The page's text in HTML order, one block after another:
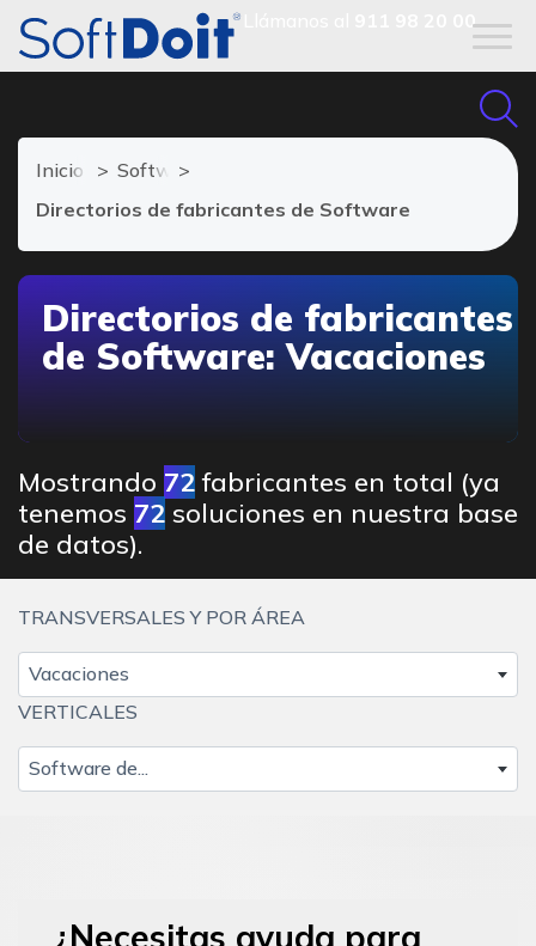
911 98 20 00
Inicio
Software de Vacaciones
Directorios de fabricantes de Software
Directorios de fabricantes
de Software: Vacaciones
Mostrando 72fabricantes en total (ya
tenemos 72 soluciones en nuestra base
de datos).
TRANSVERSALES Y POR ÁREA
Vacaciones
VERTICALES
Software de...
¿Necesitas ayuda para